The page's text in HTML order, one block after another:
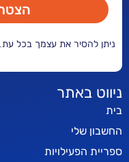
הצטרפות
את עצמך בכל עת.